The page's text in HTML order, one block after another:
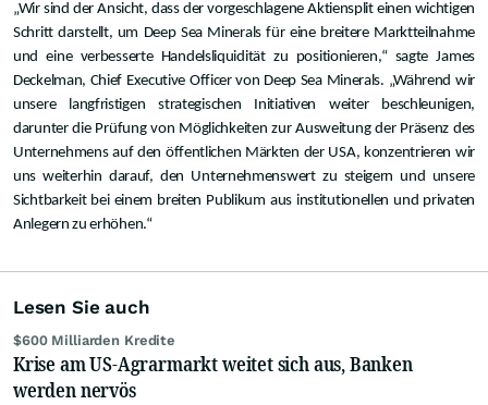
„Wir sind der Ansicht, dass der vorgeschlagene Aktiensplit einen wichtigen
Schritt darstellt, um Deep Sea Minerals für eine breitere Marktteilnahme
und eine verbesserte Handelsliquidität zu positionieren,“ sagte James
Deckelman, Chief Executive Officer von Deep Sea Minerals. „Während wir
unsere langfristigen strategischen Initiativen weiter beschleunigen,
darunter die Prüfung von Möglichkeiten zur Ausweitung der Präsenz des
Unternehmens auf den öffentlichen Märkten der USA, konzentrieren wir
uns weiterhin darauf, den Unternehmenswert zu steigern und unsere
Sichtbarkeit bei einem breiten Publikum aus institutionellen und privaten
Anlegern zu erhöhen.“
Lesen Sie auch
$600 Milliarden Kredite
Krise am US-Agrarmarkt weitet sich aus, Banken
werden nervös